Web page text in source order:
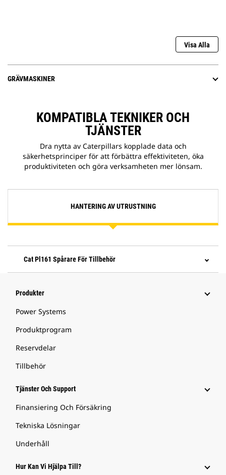
Visa Alla
GRÄVMASKINER
KOMPATIBLA TEKNIKER OCH
TJÄNSTER
Dra nytta av Caterpillars kopplade data och
säkerhetsprinciper för att förbättra effektiviteten, öka
produktiviteten och göra verksamheten mer lönsam.
HANTERING AV UTRUSTNING
Cat Pl161 Spårare För Tillbehör
Produkter
Power Systems
Produktprogram
Reservdelar
Tillbehör
Tjänster Och Support
Finansiering Och Försäkring
Tekniska Lösningar
Underhåll
Hur Kan Vi Hjälpa Till?